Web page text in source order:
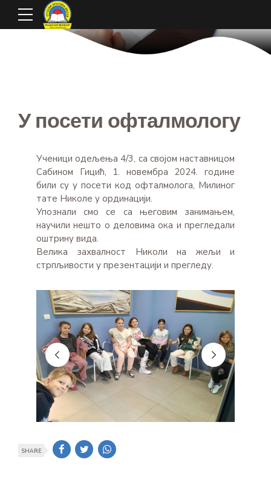
У посети офталмологу
Ученици одељења 4/3, са својом наставницом
Сабином Гицић, 1. новембра 2024. године
били су у посети код офталмолога, Милиног
тате Николе у ординацији.
Упознали смо се са његовим занимањем,
научили нешто о деловима ока и прегледали
оштрину вида.
Велика захвалност Николи на жељи и
стрпљивости у презентацији и прегледу.
SHARE